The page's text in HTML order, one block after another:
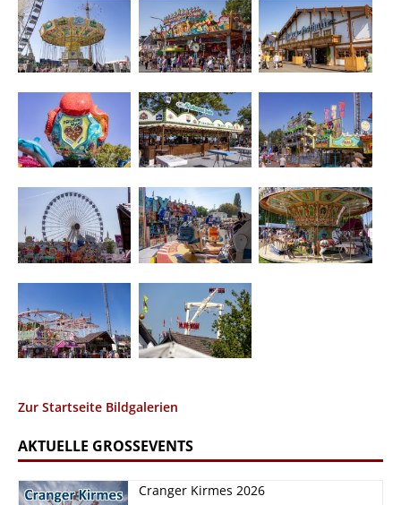
Zur Startseite Bildgalerien
AKTUELLE GROSSEVENTS
Cranger Kirmes 2026